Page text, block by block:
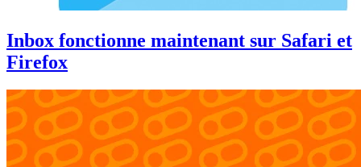
Inbox fonctionne maintenant sur Safari et
Firefox